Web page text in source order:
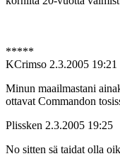
*****
KCrimso 2.3.2005 19:21
Minun maailmastani
ottavat Commandon
Plissken 2.3.2005 19:25
No sitten sä taidat olla